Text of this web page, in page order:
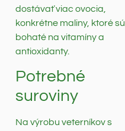
dostávať viac ovocia,
konkrétne maliny, ktoré sú
bohaté na vitamíny a
antioxidanty.
Potrebné
suroviny
Na výrobu veterníkov s